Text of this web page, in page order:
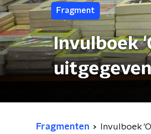
Fragment
Invulboek
Fragmenten Invulboek